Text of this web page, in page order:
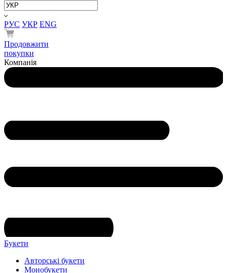
РУС УКР ENG
Продовжити
покупки
Компанія
Букети
Авторські букети
Монобукети